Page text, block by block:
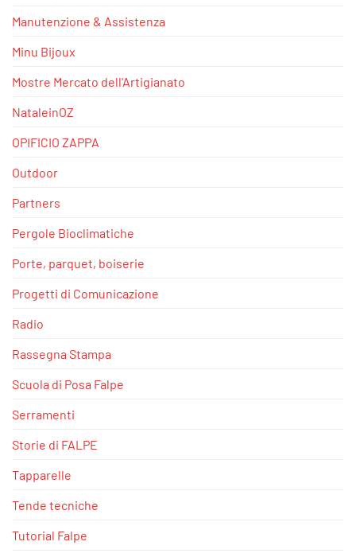
Manutenzione & Assistenza
Minu Bijoux
Mostre Mercato dell'Artigianato
NataleinOZ
OPIFICIO ZAPPA
Outdoor
Partners
Pergole Bioclimatiche
Porte, parquet, boiserie
Progetti di Comunicazione
Radio
Rassegna Stampa
Scuola di Posa Falpe
Serramenti
Storie di FALPE
Tapparelle
Tende tecniche
Tutorial Falpe